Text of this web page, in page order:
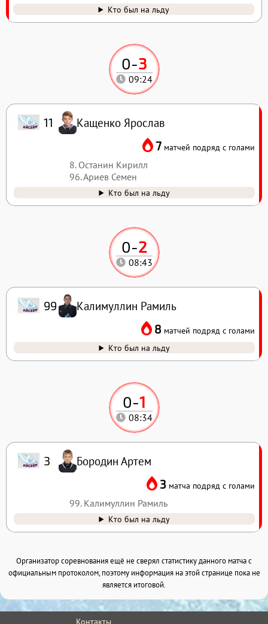
0-1
08:34
3 Бородин Артем
3 матча подряд с голами
99. Калимуллин Рамиль
Кто был на льду
0-2
08:43
99 Калимуллин Рамиль
8 матчей подряд с голами
Кто был на льду
0-3
09:24
11 Кащенко Ярослав
7 матчей подряд с голами
8. Останин Кирилл
96. Ариев Семен
Кто был на льду
Кто был на льду
Организатор соревнования ещё не сверял статистику данного матча с
официальным протоколом, поэтому информация на этой странице пока не
является итоговой.
Контакты